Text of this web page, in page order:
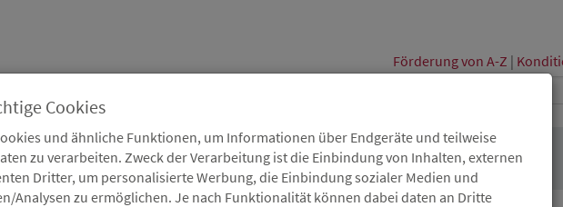
Förderung von A-Z |
Karriere Service Aktuelles
Cookies
und ähnliche Funktionen, um Informationen über Endgeräte und teilweise
zu verarbeiten. Zweck der Verarbeitung ist die Einbindung von Inhalten, externen
Dritter, um personalisierte Werbung, die Einbindung sozialer Medien und
Analysen zu ermöglichen. Je nach Funktionalität können dabei daten an Dritte